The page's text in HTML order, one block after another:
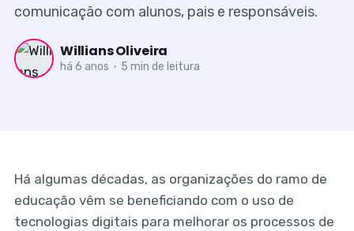
comunicação com alunos, pais e responsáveis.
Willians Oliveira
há 6 anos • 5 min de leitura
Há algumas décadas, as organizações do ramo de
educação vêm se beneficiando com o uso de
tecnologias digitais para melhorar os processos de